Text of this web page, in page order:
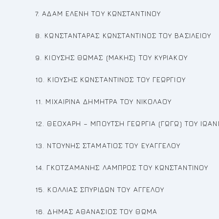
7. ΑΔΑΜ ΕΛΕΝΗ ΤΟΥ ΚΩΝΣΤΑΝΤΙΝΟΥ
8. ΚΩΝΣΤΑΝΤΑΡΑΣ ΚΩΝΣΤΑΝΤΙΝΟΣ ΤΟΥ ΒΑΣΙΛΕΙΟΥ
9. ΚΙΟΥΣΗΣ ΘΩΜΑΣ (ΜΑΚΗΣ) ΤΟΥ ΚΥΡΙΑΚΟΥ
10. ΚΙΟΥΣΗΣ ΚΩΝΣΤΑΝΤΙΝΟΣ ΤΟΥ ΓΕΩΡΓΙΟΥ
11. ΜΙΧΑΙΡΙΝΑ ΔΗΜΗΤΡΑ ΤΟΥ ΝΙΚΟΛΑΟΥ
12. ΘΕΟΧΑΡΗ – ΜΠΟΥΤΣΗ ΓΕΩΡΓΙΑ (ΓΩΓΩ) ΤΟΥ
13. ΝΤΟΥΝΗΣ ΣΤΑΜΑΤΙΟΣ ΤΟΥ ΕΥΑΓΓΕΛΟΥ
14. ΓΚΟΤΖΑΜΑΝΗΣ ΛΑΜΠΡΟΣ ΤΟΥ ΚΩΝΣΤΑΝΤΙΝΟΥ
15. ΚΟΛΛΙΑΣ ΣΠΥΡΙΔΩΝ ΤΟΥ ΑΓΓΕΛΟΥ
16. ΔΗΜΑΣ ΑΘΑΝΑΣΙΟΣ ΤΟΥ ΘΩΜΑ